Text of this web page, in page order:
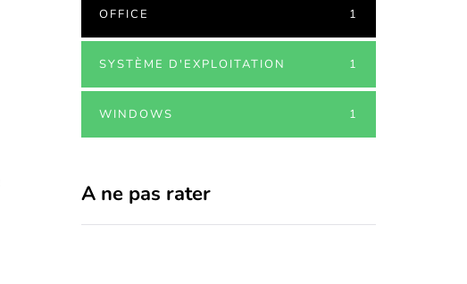
OFFICE 1
SYSTÈME D'EXPLOITATION 1
WINDOWS 1
A ne pas rater